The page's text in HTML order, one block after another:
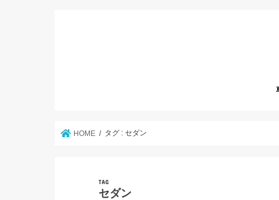
HOME タグ : セダン
TAG
セダン